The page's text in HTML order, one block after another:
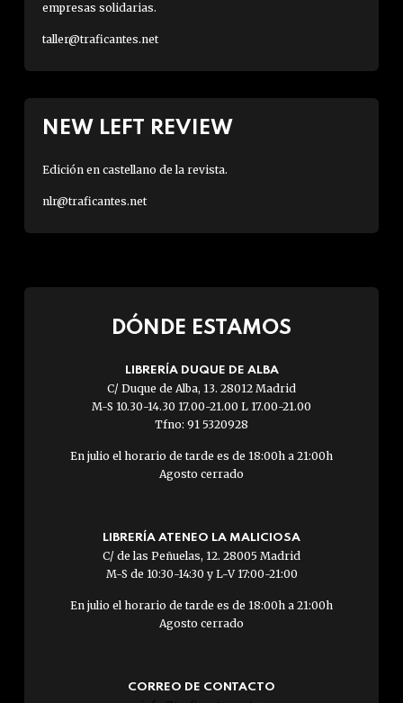
empresas solidarias.
taller@traficantes.net
NEW LEFT REVIEW
Edición en castellano de la revista.
nlr@traficantes.net
DÓNDE ESTAMOS
LIBRERÍA DUQUE DE ALBA
C/ Duque de Alba, 13. 28012 Madrid
M-S 10.30-14.30 17.00-21.00 L 17.00-21.00
Tfno: 91 5320928
En julio el horario de tarde es de 18:00h a 21:00h
Agosto cerrado
LIBRERÍA ATENEO LA MALICIOSA
C/ de las Peñuelas, 12. 28005 Madrid
M-S de 10:30-14:30 y L-V 17:00-21:00
En julio el horario de tarde es de 18:00h a 21:00h
Agosto cerrado
CORREO DE CONTACTO